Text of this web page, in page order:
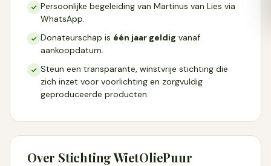
Persoonlijke begeleiding van Martinus van Lies via
WhatsApp.
Donateurschap is één jaar geldig vanaf
aankoopdatum.
Steun een transparante, winstvrije stichting die
zich inzet voor voorlichting en zorgvuldig
geproduceerde producten.
Over Stichting WietOliePuur